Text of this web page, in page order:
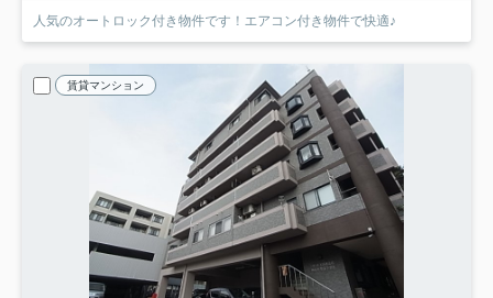
人気のオートロック付き物件です！エアコン付き物件で快適♪
賃貸マンション